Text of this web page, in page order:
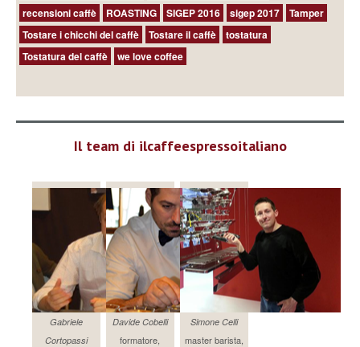
recensioni caffè
ROASTING SIGEP 2016 sigep 2017
Tamper
Tostare i chicchi del caffè
Tostare il caffè
tostatura
Tostatura del caffè
we love coffee
Il team di ilcaffeespressoitaliano
Gabriele
Cortopassi
Davide Cobelli
formatore,
Simone Celli
master barista,